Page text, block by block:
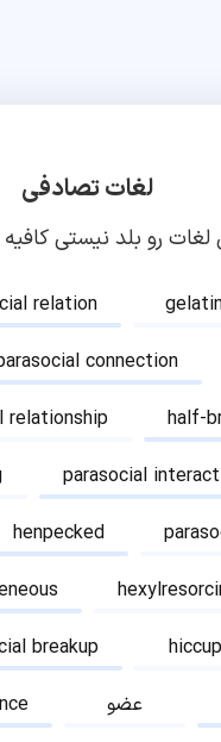
لغات تصادفی
لغات رو بلد نیستی
relation
connection
relationship
half-
parasocial
henpecked
breakup
hiccup
عضو